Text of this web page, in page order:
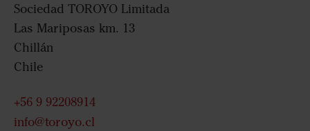
Sociedad TOROYO Limitada
Las Mariposas km. 13
Chillán
Chile
+56 9 92208914
info@toroyo.cl